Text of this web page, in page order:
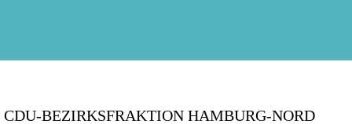
CDU-BEZIRKSFRAKTION HAMBURG-NORD